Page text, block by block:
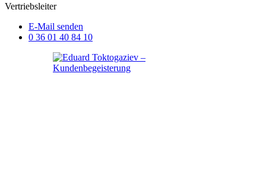
Vertriebsleiter
E-Mail senden
0 36 01 40 84 10